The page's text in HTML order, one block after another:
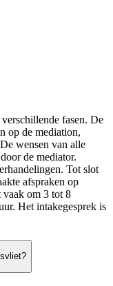
fasen. De
op de mediation,
wensen van alle
de mediator.
Tot slot
afspraken op
vaak om 3 tot 8
Het intakegesprek is